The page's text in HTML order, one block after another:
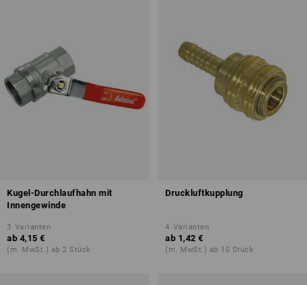
Kugel-Durchlaufhahn mit
Innengewinde
3 Varianten
ab 4,15 €
(m. MwSt.) ab 2 Stück
Druckluftkupplung
4 Varianten
ab 1,42 €
(m. MwSt.) ab 10 Stück